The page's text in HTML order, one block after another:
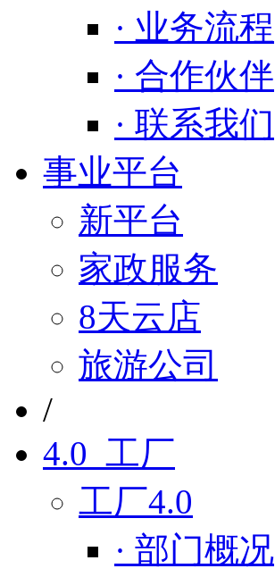
· 业务流程
· 合作伙伴
· 联系我们
事业平台
新平台
家政服务
8天云店
旅游公司
/
4.0 工厂
工厂4.0
· 部门概况